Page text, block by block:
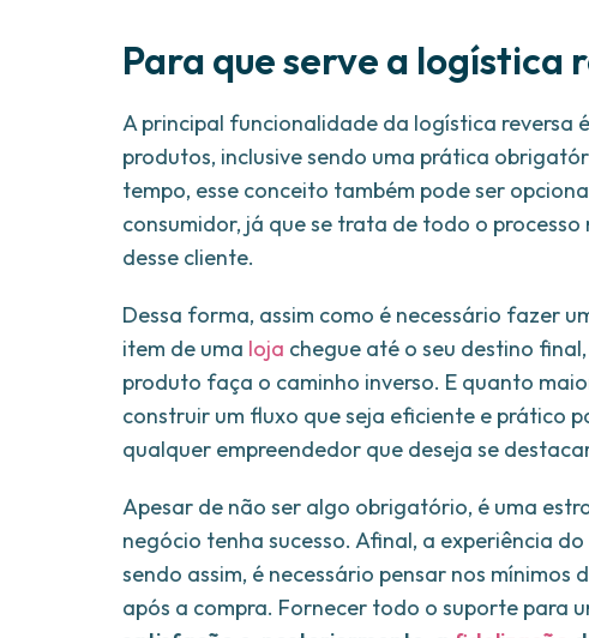
Para que serve a logística
A principal funcionalidade da logística reversa
produtos, inclusive sendo uma prática
tempo, esse conceito também pode ser
consumidor, já que se trata de todo o
desse cliente.
Dessa forma, assim como é necessário fazer
item de uma loja chegue até o seu destino
produto faça o caminho inverso. E quanto
construir um fluxo que seja eficiente e prático
qualquer empreendedor que deseja se
Apesar de não ser algo obrigatório, é uma
negócio tenha sucesso. Afinal, a experiência
sendo assim, é necessário pensar nos
após a compra. Fornecer todo o suporte para